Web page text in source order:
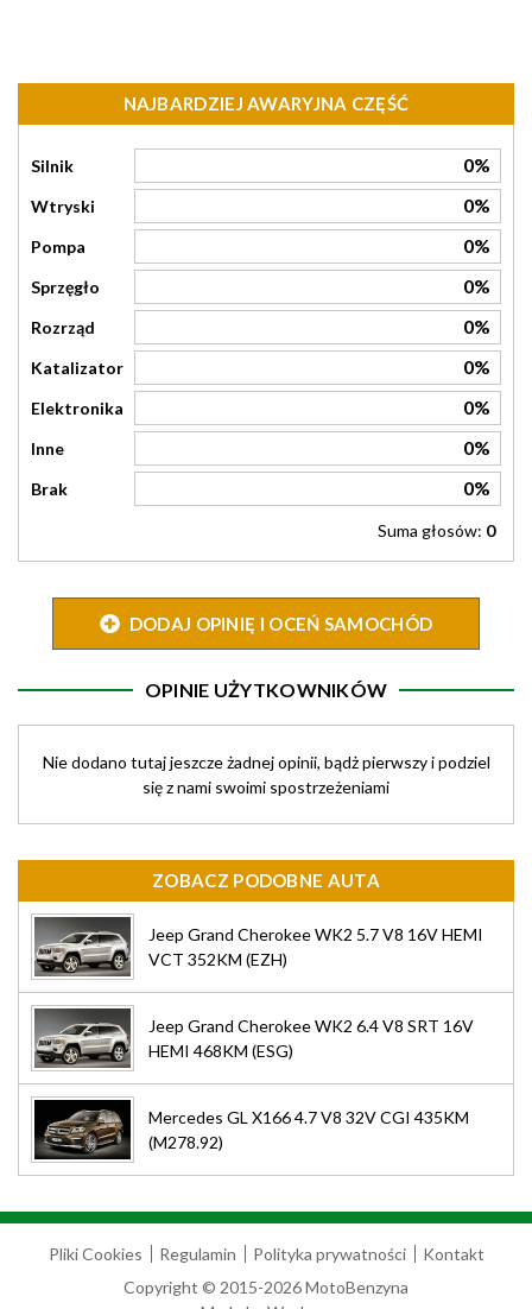
NAJBARDZIEJ AWARYJNA CZĘŚĆ
Silnik 0%
Wtryski 0%
Pompa 0%
Sprzęgło 0%
Rozrząd 0%
Katalizator 0%
Elektronika 0%
Inne 0%
Brak 0%
Suma głosów: 0
DODAJ OPINIĘ I OCEŃ SAMOCHÓD
OPINIE UŻYTKOWNIKÓW
Nie dodano tutaj jeszcze żadnej opinii, bądż pierwszy i podziel
się z nami swoimi spostrzeżeniami
ZOBACZ PODOBNE AUTA
Jeep Grand Cherokee WK2 5.7 V8 16V HEMI
VCT 352KM (EZH)
Jeep Grand Cherokee WK2 6.4 V8 SRT 16V
HEMI 468KM (ESG)
Mercedes GL X166 4.7 V8 32V CGI 435KM
(M278.92)
Pliki Cookies Regulamin Polityka prywatności
Kontakt
Copyright © 2015-2026 MotoBenzyna